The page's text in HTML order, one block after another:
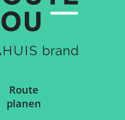
Route
planen